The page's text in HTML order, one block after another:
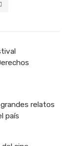
relatos
país